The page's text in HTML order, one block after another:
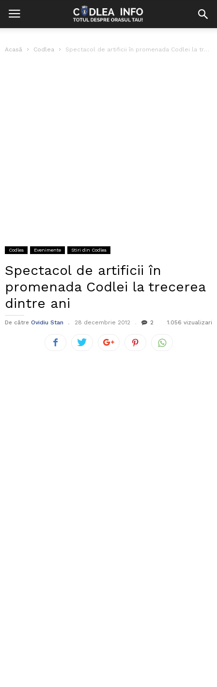
Acasă Codlea Spectacol de artificii în promenada Codlei la trecerea dintre ani
Codlea Evenimente Stiri din Codlea
Spectacol de artificii în
promenada Codlei la trecerea
dintre ani
De către Ovidiu Stan 28 decembrie 2012 2 1.056 vizualizari